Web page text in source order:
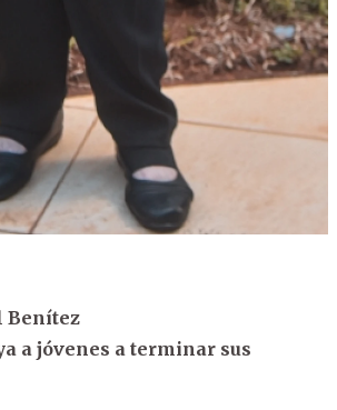
Benítez
a jóvenes a terminar sus